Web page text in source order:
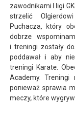
zawodnikami I ligi
strzelić
Puchacza, który
dobrze
i treningi zostały
poddawał i aby
treningi Karate.
Academy.
ponieważ sprawia
meczy, które